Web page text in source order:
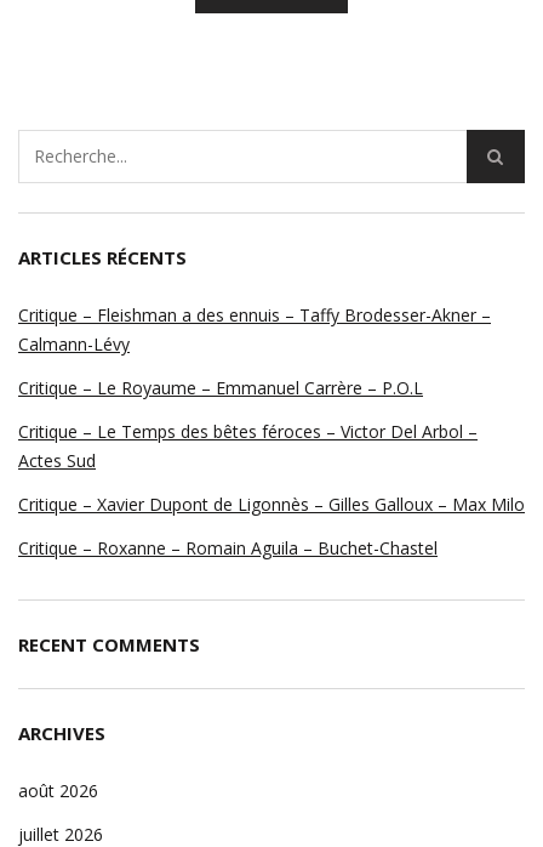
ARTICLES RÉCENTS
Critique – Fleishman a des ennuis – Taffy Brodesser-Akner –
Calmann-Lévy
Critique – Le Royaume – Emmanuel Carrère – P.O.L
Critique – Le Temps des bêtes féroces – Victor Del Arbol –
Actes Sud
Critique – Xavier Dupont de Ligonnès – Gilles Galloux – Max Milo
Critique – Roxanne – Romain Aguila – Buchet-Chastel
RECENT COMMENTS
ARCHIVES
août 2026
juillet 2026